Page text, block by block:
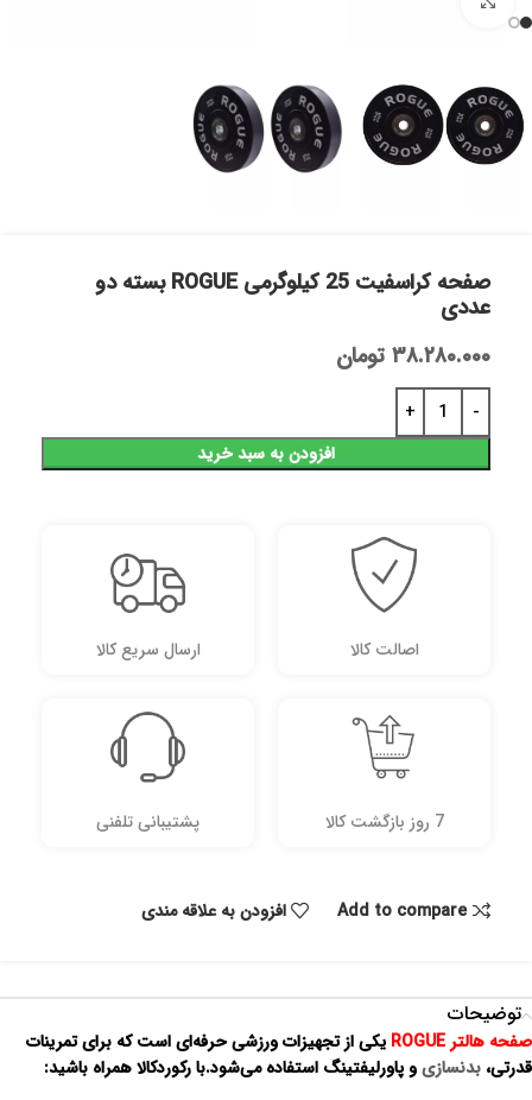
صفحه کراسفیت 25 کیلوگرمی ROGUE بسته دو
عددی
۳۸.۲۸۰.۰۰۰ تومان
افزودن به سبد خرید
اصالت کالا ارسال سریع کالا
7 روز بازگشت کالا پشتیبانی تلفنی
Add to compare افزودن به علاقه مندی
توضیحات
صفحه هالتر ROGUE
یکی از تجهیزات ورزشی حرفه‌ای است که برای تمرینات
قدرتی، بدنسازیو پاورلیفتینگ استفاده می‌شود.با رکوردکالا همراه باشید: